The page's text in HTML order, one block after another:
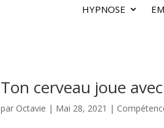
HYPNOSE
Ton cerveau joue
par Octavie | Mai 28, 2021 |